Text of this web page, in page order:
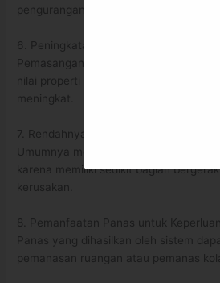
pengurangan ketergantungan pada
6. Peningkatan Nilai Properti
Pemasangan pemanas air tenaga
nilai properti karena kesadaran
meningkat.
7. Rendahnya Biaya Pemeliharaan
Umumnya memiliki biaya
karena memiliki sedikit bagian
kerusakan.
8. Pemanfaatan Panas untuk
Panas yang dihasilkan oleh sistem
pemanasan ruangan atau pemanas